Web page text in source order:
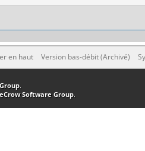
en haut Version bas-débit (Archivé)
.
Software Group.